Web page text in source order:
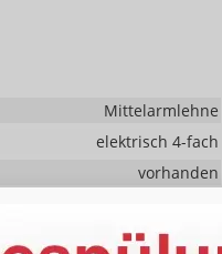
Mittelarmlehne
elektrisch 4-fach
vorhanden
vorhanden